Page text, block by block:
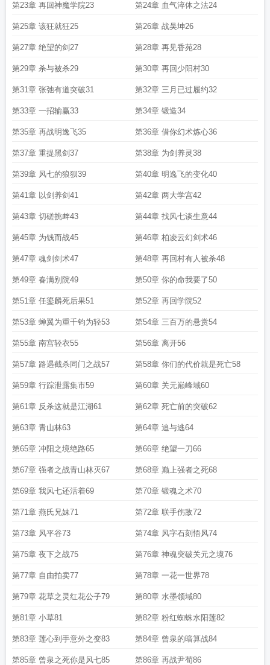
第23章 再回神魔学院23 第24章 血气淬体之法24
第25章 该狂就狂25 第26章 战吴坤26
第27章 绝望的剑27 第28章 再见香苑28
第29章 杀与被杀29 第30章 再回少阳村30
第31章 张弛有道突破31 第32章 三月已过履约32
第33章 一招输赢33 第34章 锻造34
第35章 再战明逸飞35 第36章 借你幻术炼心36
第37章 重提黑剑37 第38章 为剑养灵38
第39章 风七的狼狈39 第40章 明逸飞的变化40
第41章 以剑养剑41 第42章 两大学宫42
第43章 切磋挑衅43 第44章 找风七谈生意44
第45章 为钱而战45 第46章 柏凌云幻剑术46
第47章 魂剑剑术47 第48章 再回村有人被杀48
第49章 春满别院49 第50章 你的命我要了50
第51章 任鎏麟死后果51 第52章 再回学院52
第53章 蝉翼为重千钧为轻53 第54章 三百万的悬赏54
第55章 南宫轻衣55 第56章 离开56
第57章 路遇截杀同门之战57 第58章 你们的代价就是死亡58
第59章 行踪泄露集市59 第60章 关元巅峰域60
第61章 反杀这就是江湖61 第62章 死亡前的突破62
第63章 青山林63 第64章 追与逃64
第65章 冲阳之境绝路65 第66章 绝望一刀66
第67章 强者之战青山林灭67 第68章 巅上强者之死68
第69章 我风七还活着69 第70章 锻魂之术70
第71章 燕氏兄妹71 第72章 联手伤敌72
第73章 风平谷73 第74章 风字石刻悟风74
第75章 夜下之战75 第76章 神魂突破关元之境76
第77章 自由拍卖77 第78章 一花一世界78
第79章 花草之灵红花公子79 第80章 水墨领域80
第81章 小草81 第82章 粉红蜘蛛水阳莲82
第83章 莲心到手意外之变83 第84章 曾泉的暗算战84
第85章 曾泉之死你是风七85 第86章 再战尹荀86